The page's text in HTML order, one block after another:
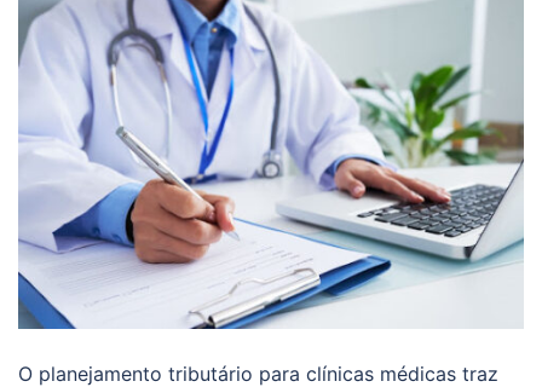
O planejamento tributário para clínicas médicas traz